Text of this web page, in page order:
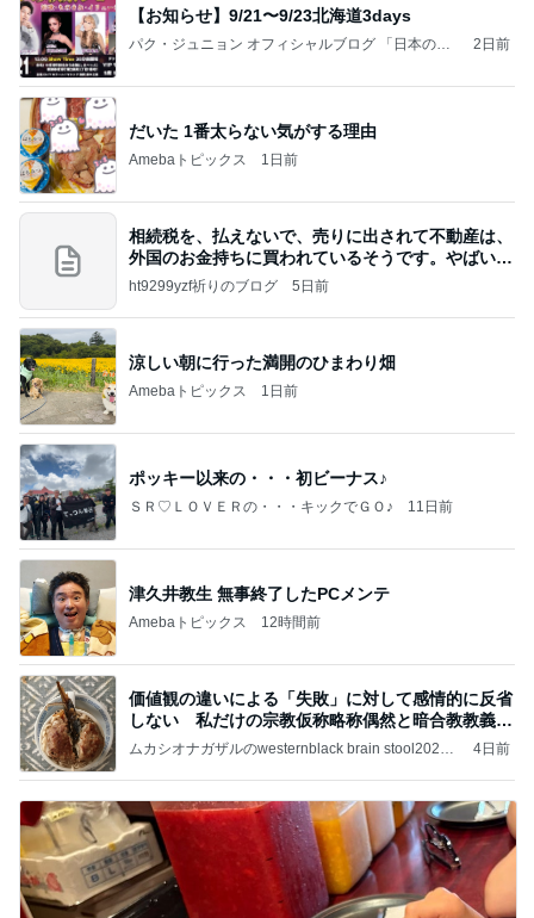
【お知らせ】9/21〜9/23北海道3days
パク・ジュニョン オフィシャルブログ 「日本の
2日前
だいた 1番太らない気がする理由
Amebaトピックス 1日前
相続税を、払えないで、売りに出されて不動産は、
外国のお金持ちに買われているそうです。やばいで
すよ
ht9299yzf祈りのブログ 5日前
涼しい朝に行った満開のひまわり畑
Amebaトピックス 1日前
ポッキー以来の・・・初ビーナス♪
ＳＲ♡ＬＯＶＥＲの・・・キックでＧＯ♪ 11日前
津久井教生 無事終了したPCメンテ
Amebaトピックス 12時間前
価値観の違いによる「失敗」に対して感情的に反省
しない 私だけの宗教仮称略称偶然と暗合教教義候
補
ムカシオナガザルのwesternblack brain stool2024
ガザル
4日前